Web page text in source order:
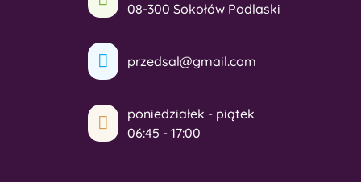
08-300 Sokołów Podlaski
przedsal@gmail.com
poniedziałek - piątek
06:45 - 17:00